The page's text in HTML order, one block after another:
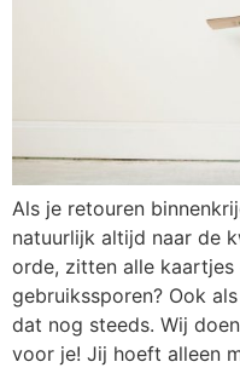
Als je retouren
natuurlijk altijd naar de
orde, zitten alle
gebruikssporen? Ook
dat nog steeds. Wij
voor je! Jij hoeft alleen